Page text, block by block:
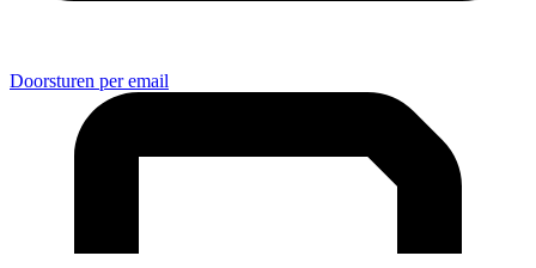
Doorsturen per email